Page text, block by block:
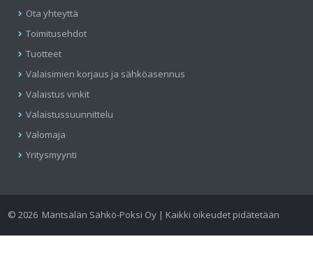
Ota yhteyttä
Toimitusehdot
Tuotteet
Valaisimien korjaus ja sähköasennus
Valaistus vinkit
Valaistussuunnittelu
Valomaja
Yritysmyynti
©2026 Mäntsälän Sähkö-Poksi Oy | Kaikki oikeudet pidätetään